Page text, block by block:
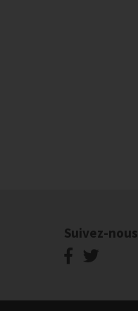
Suivez-nous